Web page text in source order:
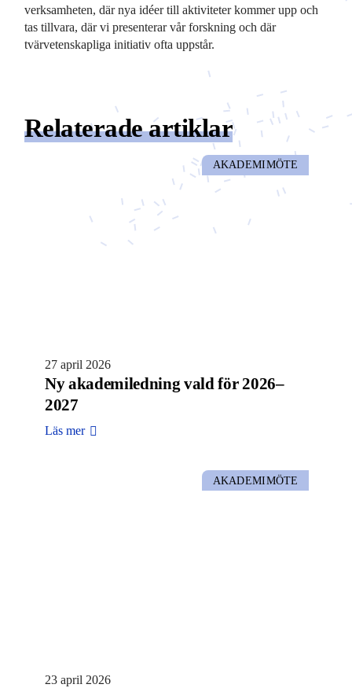
verksamheten, där nya idéer till aktiviteter kommer upp och
tas tillvara, där vi presenterar vår forskning och där
tvärvetenskapliga initiativ ofta uppstår.
Relaterade artiklar
AKADEMIMÖTE
27 april 2026
Ny akademiledning vald för 2026–
2027
Läs mer
AKADEMIMÖTE
23 april 2026